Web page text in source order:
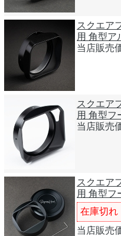
スクエア
用 角型ア
当店販売
スクエア
用 角型フ
当店販売
スクエア
用 角型フ
在庫切れ
当店販売